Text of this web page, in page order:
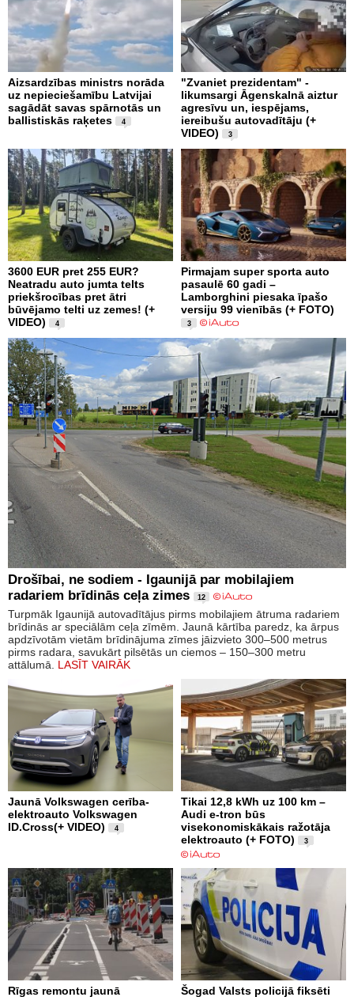
Aizsardzības ministrs norāda
uz nepieciešamību Latvijai
sagādāt savas spārnotās un
ballistiskās raķetes
4
"Zvaniet prezidentam" -
likumsargi Āgenskalnā aiztur
agresīvu un, iespējams,
iereibušu autovadītāju (+
VIDEO)
3
3600 EUR pret 255 EUR?
Neatradu auto jumta telts
priekšrocības pret ātri
būvējamo telti uz zemes! (+
VIDEO)
4
Pirmajam super sporta auto
pasaulē 60 gadi –
Lamborghini piesaka īpašo
versiju 99 vienībās (+ FOTO)
3
Drošībai, ne sodiem - Igaunijā par mobilajiem
radariem brīdinās ceļa zimes
12
Turpmāk Igaunijā autovadītājus pirms mobilajiem ātruma radariem
brīdinās ar speciālām ceļa zīmēm. Jaunā kārtība paredz, ka ārpus
apdzīvotām vietām brīdinājuma zīmes jāizvieto 300–500 metrus
pirms radara, savukārt pilsētās un ciemos – 150–300 metru
attālumā. LASĪT VAIRĀK
Jaunā Volkswagen cerība-
elektroauto Volkswagen
ID.Cross(+ VIDEO)
4
Tikai 12,8 kWh uz 100 km –
Audi e-tron būs
visekonomiskākais ražotāja
elektroauto (+ FOTO)
3
Rīgas remontu jaunā Šogad Valsts policijā fiksēti